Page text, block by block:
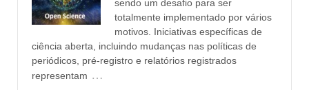
sendo um desafio para ser
totalmente implementado por vários
motivos. Iniciativas específicas de
ciência aberta, incluindo mudanças nas políticas de
periódicos, pré-registro e relatórios registrados
representam …